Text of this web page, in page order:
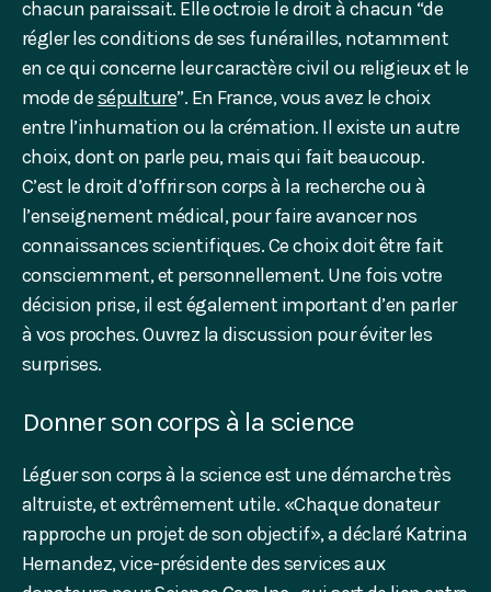
chacun paraissait. Elle octroie le droit à chacun “de
régler les conditions de ses funérailles, notamment
en ce qui concerne leur caractère civil ou religieux et le
mode desépulture”. En France, vous avez le choix
entre l’inhumation ou la crémation. Il existe un autre
choix, dont on parle peu, mais qui fait beaucoup.
C’est le droit d’offrir son corps à la recherche ou à
l’enseignement médical, pour faire avancer nos
connaissances scientifiques. Ce choix doit être fait
consciemment, et personnellement. Une fois votre
décision prise, il est également important d’en parler
à vos proches. Ouvrez la discussion pour éviter les
surprises.
Donner son corps à la science
Léguer son corps à la science est une démarche très
altruiste, et extrêmement utile. «Chaque donateur
rapproche un projet de son objectif», a déclaré Katrina
Hernandez, vice-présidente des services aux